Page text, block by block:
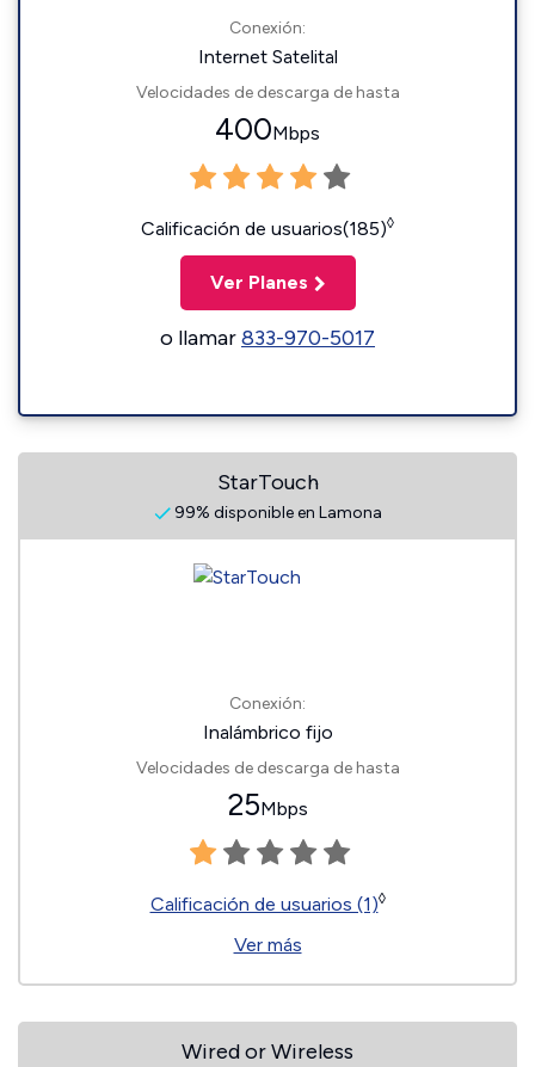
Conexión:
Internet Satelital
Velocidades de descarga de hasta
400Mbps
Calificación de usuarios(185)◊
Ver Planes
o llamar833-970-5017
StarTouch
99% disponible en Lamona
Conexión:
Inalámbrico fijo
Velocidades de descarga de hasta
25Mbps
Calificación de usuarios (1)◊
Ver más
Wired or Wireless